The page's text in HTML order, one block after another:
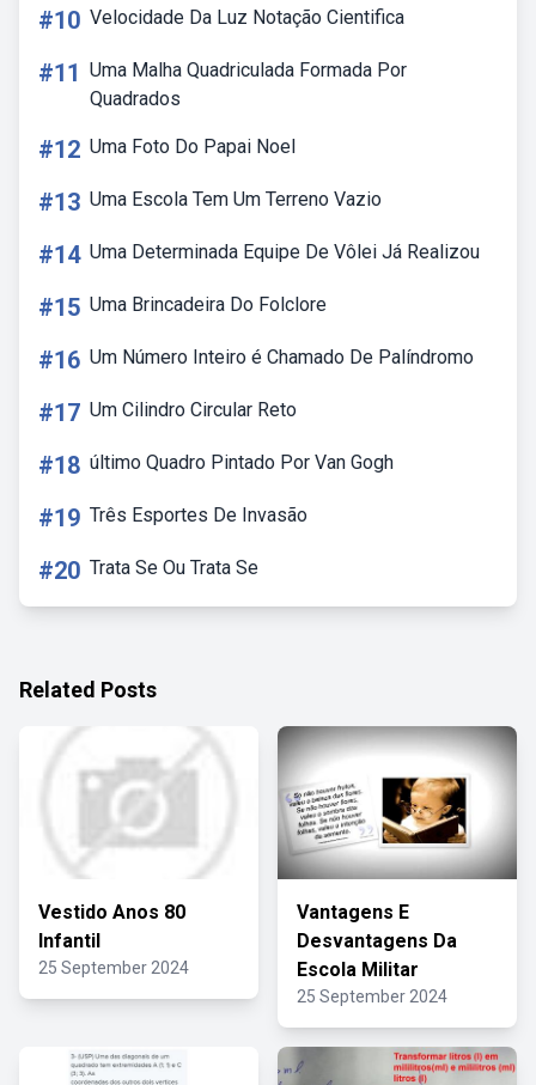
#10 Velocidade Da Luz Notação Cientifica
#11 Uma Malha Quadriculada Formada Por
Quadrados
#12 Uma Foto Do Papai Noel
#13 Uma Escola Tem Um Terreno Vazio
#14 Uma Determinada Equipe De Vôlei Já Realizou
#15 Uma Brincadeira Do Folclore
#16 Um Número Inteiro é Chamado De Palíndromo
#17 Um Cilindro Circular Reto
#18 último Quadro Pintado Por Van Gogh
#19 Três Esportes De Invasão
#20 Trata Se Ou Trata Se
Related Posts
Vestido Anos 80
Infantil
25 September 2024
Vantagens E
Desvantagens Da
Escola Militar
25 September 2024